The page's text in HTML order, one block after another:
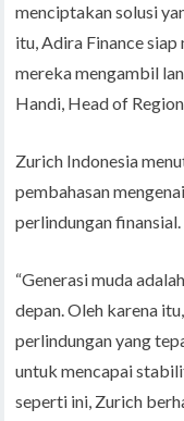
menciptakan solusi
itu, Adira Finance
mereka mengambil
Handi, Head of
Zurich Indonesia
pembahasan
perlindungan finansial.
“Generasi muda
depan. Oleh karena
perlindungan yang
untuk mencapai
seperti ini, Zurich